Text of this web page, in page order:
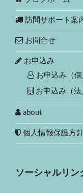
訪問サポート案
お問合せ
お申込み
お申込み（個
お申込み（法
about
個人情報保護方
ソーシャルリン